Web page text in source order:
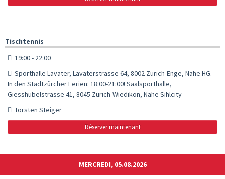
Tischtennis
19:00 - 22:00
Sporthalle Lavater, Lavaterstrasse 64, 8002 Zürich-Enge, Nähe HG.
In den Stadtzürcher Ferien: 18:00-21:00! Saalsporthalle,
Giesshübelstrasse 41, 8045 Zürich-Wiedikon, Nähe Sihlcity
Torsten Steiger
Réserver maintenant
MERCREDI, 05.08.2026